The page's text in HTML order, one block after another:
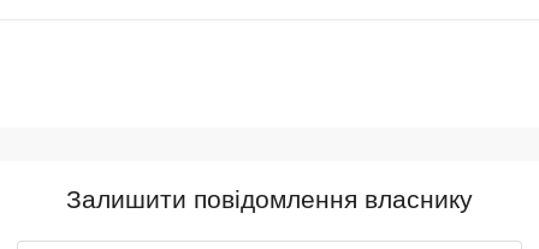
Залишити повідомлення власнику